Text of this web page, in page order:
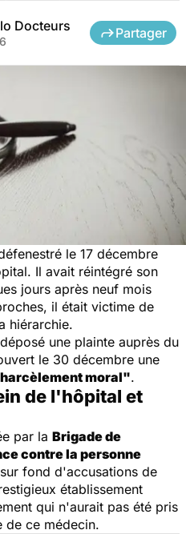
Docteurs Partager
le 17 décembre
Il avait réintégré son
jours après neuf mois
il était victime de
hiérarchie.
une plainte auprès du
le 30 décembre une
moral".
de l'hôpital et
par la Brigade de
contre la personne
fond d'accusations de
établissement
qui n'aurait pas été pris
de ce médecin.